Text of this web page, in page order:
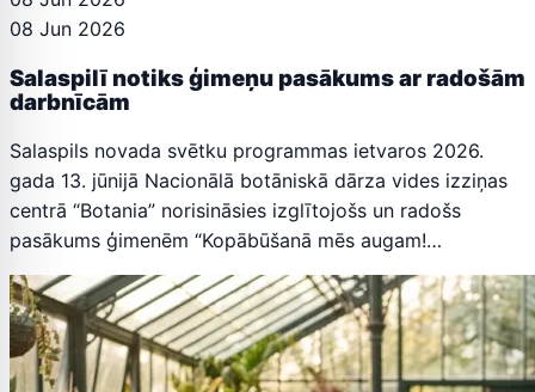
08 Jun 2026
Salaspilī notiks ģimeņu pasākums ar radošām
darbnīcām
Salaspils novada svētku programmas ietvaros 2026.
gada 13. jūnijā Nacionālā botāniskā dārza vides izziņas
centrā “Botania” norisināsies izglītojošs un radošs
pasākums ģimenēm “Kopābūšanā mēs augam!…